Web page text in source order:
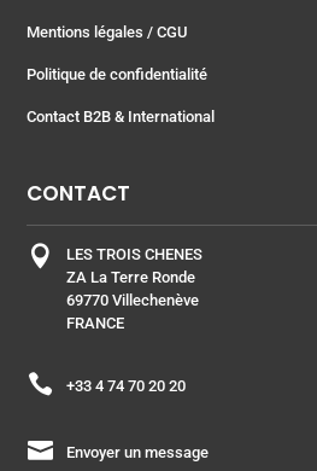
Mentions légales / CGU
Politique de confidentialité
Contact B2B & International
CONTACT

LES TROIS CHENES
ZA La Terre Ronde
69770 Villechenève
FRANCE
 +33 4 74 70 20 20
 Envoyer un message